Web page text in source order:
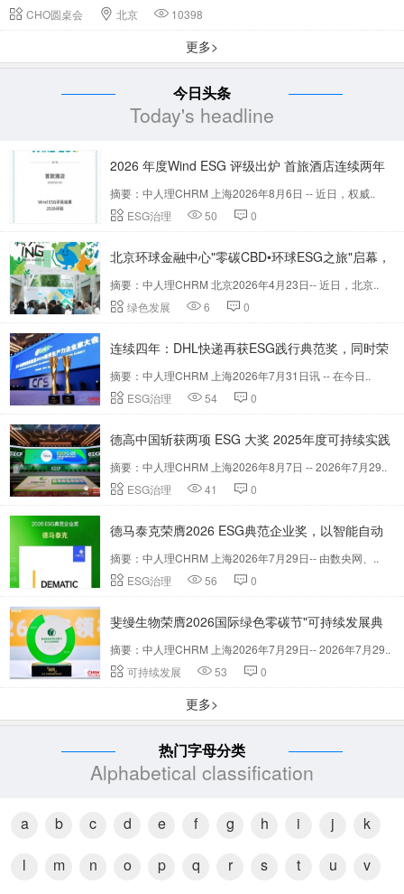
CHO圆桌会
北京 10398
更多>
今日头条
Today's headline
2026 年度Wind ESG 评级出炉 首旅酒店连续两年
获评AA
摘要：中人理CHRM 上海2026年8月6日 -- 近日，权威..
ESG治理
50 0
北京环球金融中心"零碳CBD•环球ESG之旅"启幕，
探索绿色办公与人本融合新路径
摘要：中人理CHRM 北京2026年4月23日-- 近日，北京..
绿色发展
6 0
连续四年：DHL快递再获ESG践行典范奖，同时荣
膺行业影响力品牌
摘要：中人理CHRM 上海2026年7月31日讯 -- 在今日..
ESG治理
54 0
德高中国斩获两项 ESG 大奖 2025年度可持续实践
获行业认可
摘要：中人理CHRM 上海2026年8月7日 -- 2026年7月29..
ESG治理
41 0
德马泰克荣膺2026 ESG典范企业奖，以智能自动
化赋能绿色供应链
摘要：中人理CHRM 上海2026年7月29日-- 由数央网、..
ESG治理
56 0
斐缦生物荣膺2026国际绿色零碳节"可持续发展典
范企业奖"
摘要：中人理CHRM 上海2026年7月29日-- 2026年7月29..
可持续发展
53 0
更多>
热门字母分类
Alphabetical classification
a b c d e f g h i j
k
l
m n o p q r s t u v